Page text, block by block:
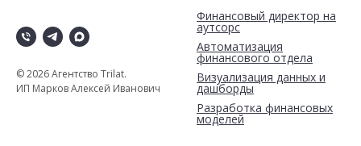
© 2026 Агентство Trilat.
ИП Марков Алексей Иванович
Финансовый директор на
аутсорс
Автоматизация
финансового отдела
Визуализация данных и
дашборды
Разработка финансовых
моделей